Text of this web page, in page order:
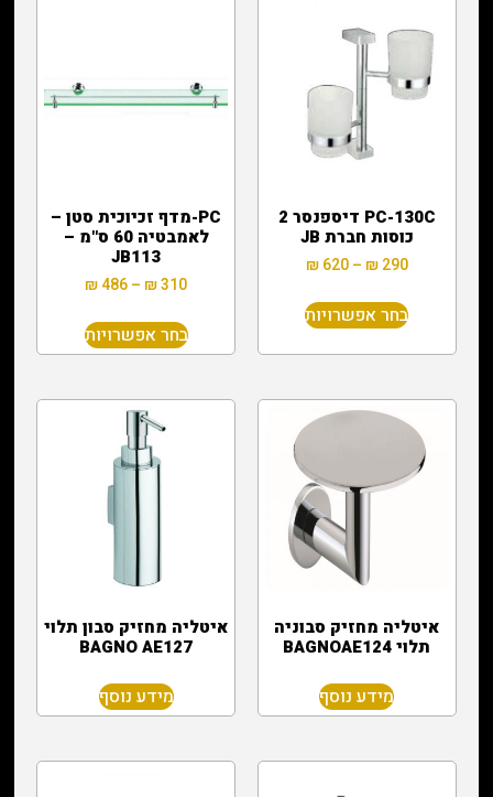
PC-130C דיספנסר 2
כוסות חברת JB
₪290
–
₪620
בחר אפשרויות
PC-מדף זכיוכית סטן –
לאמבטיה 60 ס"מ –
JB113
₪310
–
₪ 486
בחר אפשרויות
איטליה מחזיק סבוניה
תלוי BAGNOAE124
מידע נוסף
איטליה מחזיק סבון תלוי
BAGNO AE127
מידע נוסף